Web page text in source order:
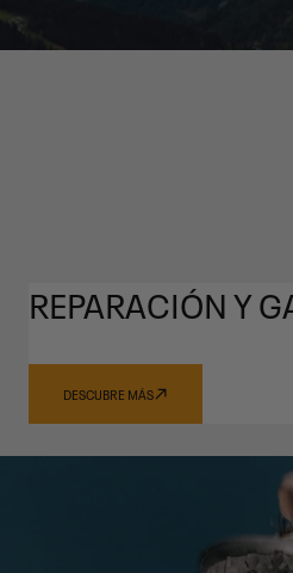
REPARACIÓN Y
DESCUBRE MÁS